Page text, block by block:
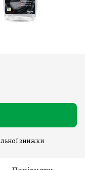
знижки